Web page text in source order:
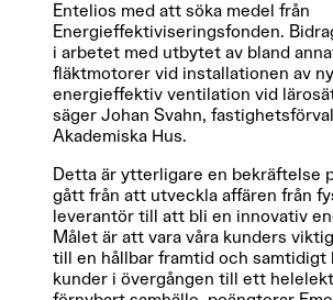
Entelios med att söka medel från
Energieffektiviseringsfonden.
i arbetet med utbytet av bland
fläktmotorer vid installationen av ny
energieffektiv ventilation vid
säger Johan Svahn,
Akademiska Hus.
Detta är ytterligare en bekräftelse
gått från att utveckla affären från
leverantör till att bli en innovativ
Målet är att vara våra kunders
till en hållbar framtid och samtidigt
kunder i övergången till ett